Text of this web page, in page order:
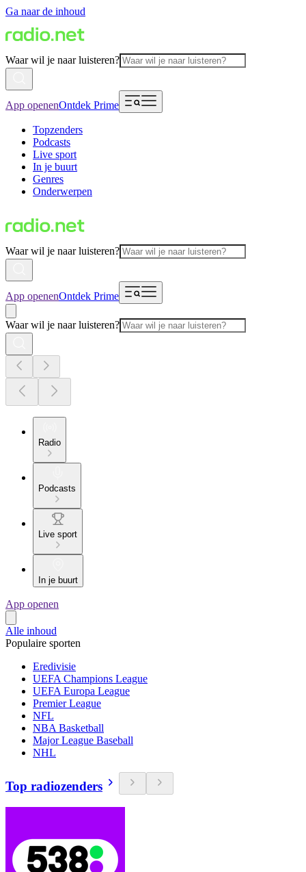
Ga naar de inhoud
Waar wil je naar luisteren?
App openenOntdek Prime
Topzenders
Podcasts
Live sport
In je buurt
Genres
Onderwerpen
Waar wil je naar luisteren?
App openenOntdek Prime
Waar wil je naar luisteren?
Radio
Podcasts
Live sport
In je buurt
App openen
Alle inhoud
Populaire sporten
Eredivisie
UEFA Champions League
UEFA Europa League
Premier League
NFL
NBA Basketball
Major League Baseball
NHL
Top radiozenders